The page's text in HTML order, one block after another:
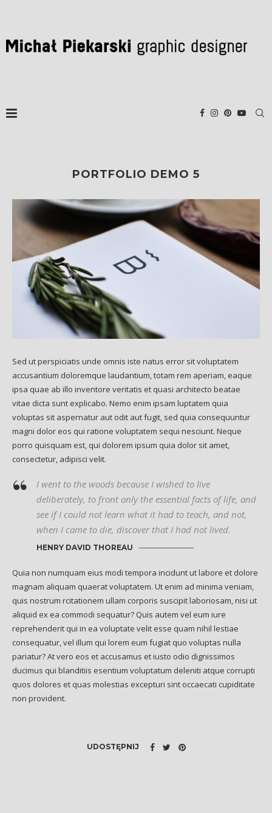
PORTFOLIO DEMO 5
Sed ut perspiciatis unde omnis iste natus error sit voluptatem
accusantium doloremque laudantium, totam rem aperiam, eaque
ipsa quae ab illo inventore veritatis et quasi architecto beatae
vitae dicta sunt explicabo. Nemo enim ipsam luptatem quia
voluptas sit aspernatur aut odit aut fugit, sed quia consequuntur
magni dolor eos qui ratione voluptatem sequi nesciunt. Neque
porro quisquam est, qui dolorem ipsum quia dolor sit amet,
consectetur, adipisci velit.
I went to the woods because I wished to live
deliberately, to front only the essential facts of life, and
see if I could not learn what it had to teach, and not,
when I came to die, discover that I had not lived.
HENRY DAVID THOREAU
Quia non numquam eius modi tempora incidunt ut labore et dolore
magnam aliquam quaerat voluptatem. Ut enim ad minima veniam,
quis nostrum rcitationem ullam corporis suscipit laboriosam, nisi ut
aliquid ex ea commodi sequatur? Quis autem vel eum iure
reprehenderit qui in ea voluptate velit esse quam nihil lestiae
consequatur, vel illum qui lorem eum fugiat quo voluptas nulla
pariatur? At vero eos et accusamus et iusto odio dignissimos
ducimus qui blanditiis esentium voluptatum deleniti atque corrupti
quos dolores et quas molestias excepturi sint occaecati cupiditate
non provident.
UDOSTĘPNIJ